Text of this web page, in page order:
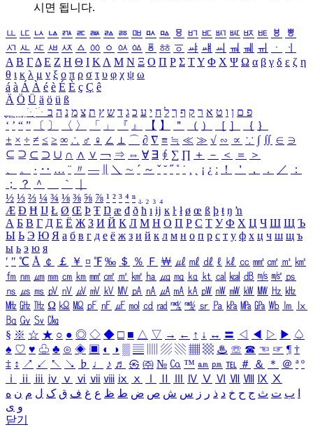
시면 됩니다.
ㅥ ㅦ ㅧ ㅨ ㅩ ㅪ ㅫ ㅬ ㅭ ㅮ ㅯ ㅰ ㅱ ㅲ ㅳ ㅴ ㅵ ㅶ ㅷ ㅸ
ㅹ
ㅺ ㅻ ㅼ ㅽ ㅾ ㅿ ㆀ ㆁ ㆂ ㆃ ㆄ ㆅ ㆆ ㆇ ㆈ ㆉ ㆊ ㆋ ㆌ ㆍ
ㆎ
Α Β ΓΔ Ε Ζ Η Θ Ι ΚΛ Μ Ν Ξ Ο Π Ρ Σ ΤΥ Φ Χ Ψ Ω α β γ δ ε ζ η
θ ι κ λ μ ν ξ ο π ρ σ τ υ φ χ ψ ω
á à Á À é è É È ç Ç ê
Ä Ö Ü ä ö ü ß
ִֶֹ ֻּ ׁׂ פ ם ן ו ט א ר ק ף ך ל ח י ע כ ג ד ש ץ ת צ מ נ ה ב
‘ ’ “ ” 〔 〕 〈 〉 「 」 『 』 【 】 ＂ （ ） ［ ］ ｛ ｝
± × ÷ ≠ ≤ ≥ ∞ ∴ ♂ ♀ ∠ ⊥ ⌒ ∂ ∇ ≡ ≒ ≪ ≫ √ ∽ ∝ ∵ ∫ ∬ ∈ ∋
⊆ ⊇ ⊂ ⊃ ∪ ∩ ∧ ∨ ￢ ⇒ ⇔ ∀ ∃ ∮ ∑ ∏ ＋ － ＜ ＝
＞
、
。 · ‥ … ¨ 〃 ― ＼ ∼ ´ ～ ˇ ˘ ˝ ˚ ˙ ¸ ¡ ¿ ː ！ ＇ ， ． ／
：
；
？ ＾ ｀
½ ⅓ ⅔ ¼ ¾ ⅛ ⅜ ⅝ ⅞ ¹ ² ³ ⁴ ⁿ ₁ ₂ ₃ ₄
Æ Ð Ħ Ĳ Ł Ø Œ Þ Ŧ Ŋ æ đ ð ħ ı ĳ ĸ ŀ ł ø œ ß þ ŧ ŋ ŉ
А Б В Г Д Е Ё Ж З И Й К Л М Н О П Р С Т У Ф Х Ц Ч Ш Щ Ъ
Ы Ь Э Ю Я а б в г д е ё ж з и й к л м н о п р с т у ф х ц ч ш щ ъ
ы ь э ю я
′ ″ ℃ Å ￠ ￡ ￥ ¤ ℉ ‰ ＄ ％ Ｆ ￦ ㎕ ㎖ ㎗ ℓ ㎘ ㏄ ㎣ ㎤ ㎥ ㎦
㎙ ㎚ ㎛ ㎜ ㎝ ㎞ ㎟ ㎠ ㎡ ㎢ ㏊ ㎍ ㎎ ㎏ ㏏ ㎈ ㎉ ㏈ ㎧ ㎨ ㎰
㎱ ㎲ ㎳ ㎴ ㎵ ㎶ ㎷ ㎸ ㎹ ㎀ ㎁ ㎂ ㎃ ㎄ ㎺ ㎻ ㎽ ㎾ ㎿ ㎐ ㎑
㎒ ㎓ ㎔ Ω ㏀ ㏁ ㎊ ㎋ ㎌ ㏖ ㏅ ㎭ ㎮ ㎯ ㏛ ㎩ ㎪ ㎫ ㎬ ㏝ ㏐
㏓
㏃ ㏉ ㏜ ㏆
§ ※ ☆ ★ ○ ● ◎ ◇ ◆ □ ■ △ ▽ → ← ↑ ↓ ↔ 〓 ◁ ◀ ▷ ▶ ♤
♠ ♡ ♥ ♧ ♣ ⊙ ◈ ▣ ◐ ◑ ▒ ▤ ▨ ▧ ▦ ▩ ♨ ☏ ☎ ☜ ☞ ¶ †
‡ ↕ ↗ ↙ ↖ ↘ ♭ ♩ ♪ ♬ ㉿ ㈜ № ㏇ ™ ㏂ ㏘ ℡ ＃ ＆ ＊ ＠ ª º
ⅰ
ⅱ ⅲ ⅳ ⅴ ⅵ ⅶ ⅷ ⅸ ⅹ Ⅳ Ⅴ Ⅵ Ⅶ Ⅷ Ⅸ Ⅹ
ب ت ث ج ح خ د ذ ر ز س ش ص ض ط ظ ع غ ف ق ک ل م ن ه
و ی
닫기